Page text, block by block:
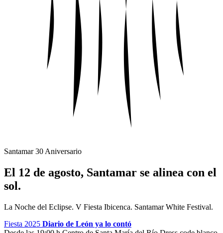
Santamar 30 Aniversario
El 12 de agosto, Santamar se alinea con el
sol.
La Noche del Eclipse. V Fiesta Ibicenca. Santamar White Festival.
Fiesta 2025 Diario de León ya lo contó